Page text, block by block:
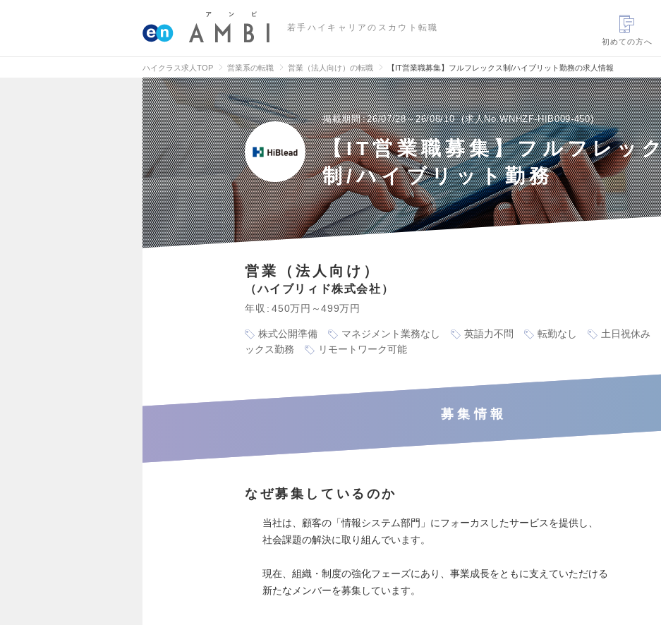
若手ハイキャリアのスカウト転職
初めての方へ
ハイクラス求人TOP 営業系の転職 営業（法人向け）の転職 【IT営業職募集】フルフレックス制/ハイブリット勤務の求人情報
掲載期間 26/07/28～26/08/10 求人No.WNHZF-HIB009-450
【IT営業職募集】フルフレッ
制/ハイブリット勤務
営業（法人向け）
ハイブリィド株式会社
年収 450万円～499万円
株式公開準備 マネジメント業務なし 英語力不問 転勤なし 土日祝休み
ックス勤務
リモートワーク可能
募集情報
なぜ募集しているのか
当社は、顧客の「情報システム部門」にフォーカスしたサービスを提供し、
社会課題の解決に取り組んでいます。
現在、組織・制度の強化フェーズにあり、事業成長をともに支えていただける
新たなメンバーを募集しています。